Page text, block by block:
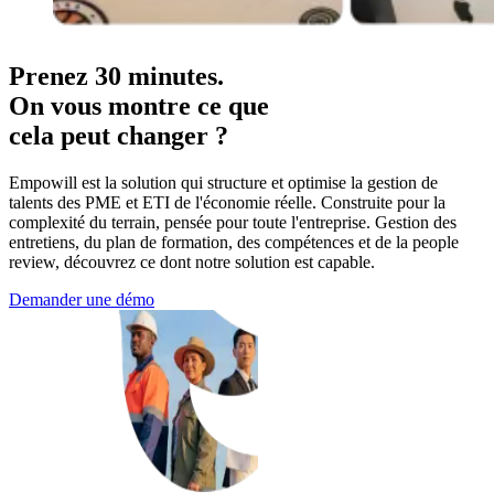
Prenez 30 minutes.
On vous montre ce que
cela peut changer ?
Empowill est la solution qui structure et optimise la gestion de
talents des PME et ETI de l'économie réelle. Construite pour la
complexité du terrain, pensée pour toute l'entreprise. Gestion des
entretiens, du plan de formation, des compétences et de la people
review, découvrez ce dont notre solution est capable.
Demander une démo